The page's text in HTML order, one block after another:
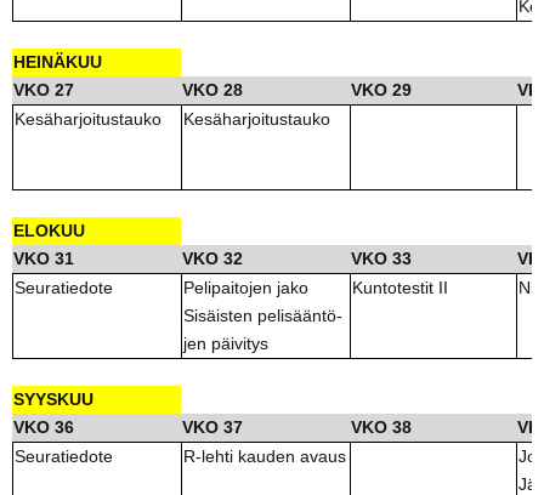
HEINÄKUU
VKO 27
VKO 28 VKO 29
Kesäharjoitustauko
Kesäharjoitustauko
ELOKUU
VKO 31
VKO 32 VKO 33
Seuratiedote
Pelipaitojen jako Kuntotestit II
Sisäisten pelisääntö-
jen päivitys
SYYSKUU
VKO 36
VKO 37 VKO 38
Seuratiedote
R-lehti kauden avaus